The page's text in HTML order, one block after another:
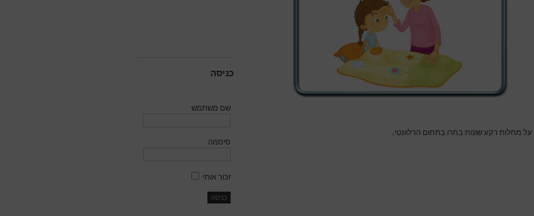
על מחלות רקע שונות בחרו בתחום הרלוונטי.
כניסה
שם משתמש
סיסמה
זכור אותי